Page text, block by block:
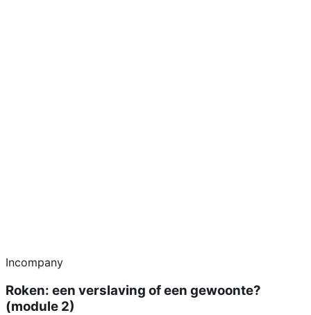
Incompany
Roken: een verslaving of een gewoonte?
(module 2)